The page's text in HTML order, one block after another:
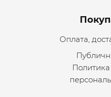
Оплата,